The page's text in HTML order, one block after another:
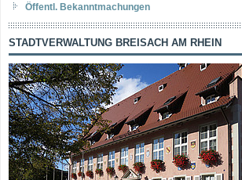
Öffentl. Bekanntmachungen
STADTVERWALTUNG BREISACH AM RHEIN